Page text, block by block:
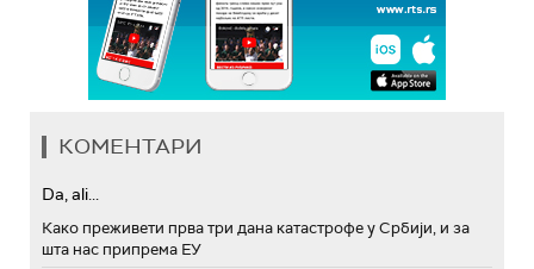
КОМЕНТАРИ
Da, ali...
Како преживети прва три дана катастрофе у Србији, и за
шта нас припрема ЕУ